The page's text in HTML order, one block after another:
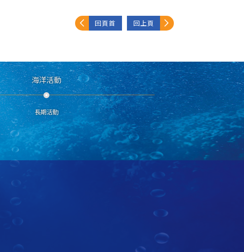
回頁首 回上頁
海洋活動
長期活動